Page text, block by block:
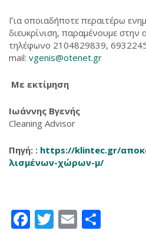
Για οποιαδήποτε περαιτέρω
διευκρίνιση, παραμένουμε
τηλέφωνο 2104829839,
mail: vgenis@otenet.gr
Με εκτίμηση
Ιωάννης Βγενής
Cleaning Advisor
Πηγή: : https://klintec.gr/
λισμένων-χώρων-μ/
Facebook
Twitter
Email